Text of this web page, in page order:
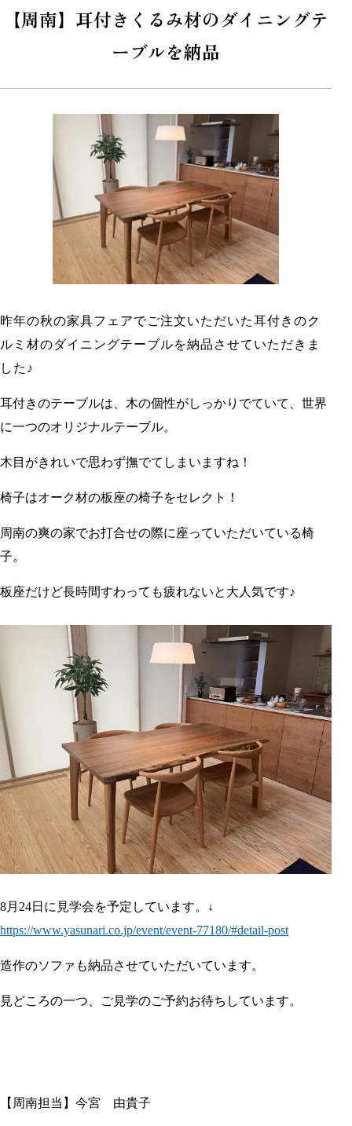
【周南】耳付きくるみ材のダイニングテ
ーブルを納品
昨年の秋の家具フェアでご注文いただいた耳付きのク
ルミ材のダイニングテーブルを納品させていただきま
した♪
耳付きのテーブルは、木の個性がしっかりでていて、世界
に一つのオリジナルテーブル。
木目がきれいで思わず撫でてしまいますね！
椅子はオーク材の板座の椅子をセレクト！
周南の爽の家でお打合せの際に座っていただいている椅
子。
板座だけど長時間すわっても疲れないと大人気です♪
8月24日に見学会を予定しています。↓
https://www.yasunari.co.jp/event/event-77180/#detail-post
造作のソファも納品させていただいています。
見どころの一つ、ご見学のご予約お待ちしています。
【周南担当】今宮 由貴子